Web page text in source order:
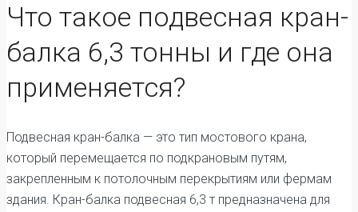
Что такое подвесная кран-
балка 6,3 тонны и где она
применяется?
Подвесная кран-балка — это тип мостового крана,
который перемещается по подкрановым путям,
закрепленным к потолочным перекрытиям или фермам
здания. Кран-балка подвесная 6,3 т предназначена для